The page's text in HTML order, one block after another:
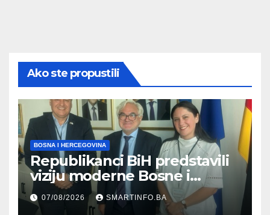
Ako ste propustili
BOSNA I HERCEGOVINA
Republikanci BiH predstavili
viziju moderne Bosne i
Hercegovine ambasadoru
Njemačke
07/08/2026 SMARTINFO.BA